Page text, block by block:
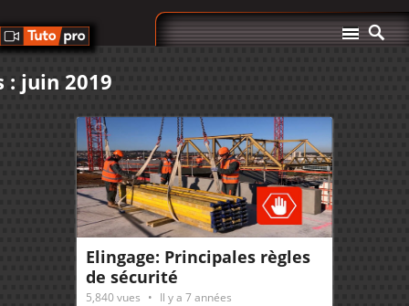
: juin 2019
Elingage: Principales règles
de sécurité
5,840vues Il y a 7 années